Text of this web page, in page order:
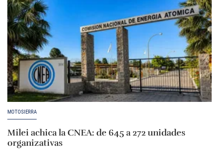
MOTOSIERRA
Milei achica la CNEA: de 645 a 272 unidades
organizativas